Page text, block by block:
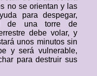
no se orientan y las
para despegar,
de una torre de
debe volar, y
unos minutos sin
y será vulnerable,
para destruir sus